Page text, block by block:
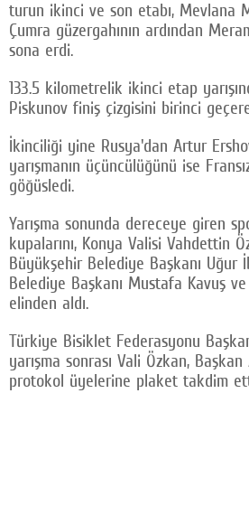
turun ikinci ve son etabı, Mevlana
Çumra güzergahının ardından
sona erdi.
133.5 kilometrelik ikinci etap
Piskunov finiş çizgisini birinci
İkinciliği yine Rusya'dan Artur
yarışmanın üçüncülüğünü ise
göğüsledi.
Yarışma sonunda dereceye giren
kupalarını, Konya Valisi Vahdettin
Büyükşehir Belediye Başkanı Uğur
Belediye Başkanı Mustafa Kavuş
elinden aldı.
Türkiye Bisiklet Federasyonu
yarışma sonrası Vali Özkan,
protokol üyelerine plaket takdim